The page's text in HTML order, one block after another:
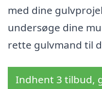
med dine
undersøge dine
rette gulvmand til
Indhent 3 tilbud,